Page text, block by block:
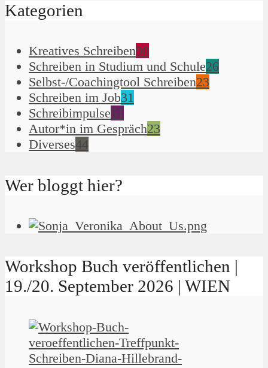
Kategorien
Kreatives Schreiben90
Schreiben in Studium und Schule26
Selbst-/Coachingtool Schreiben23
Schreiben im Job31
Schreibimpulse51
Autor*in im Gespräch23
Diverses44
Wer bloggt hier?
Workshop Buch veröffentlichen |
19./20. September 2026 | WIEN